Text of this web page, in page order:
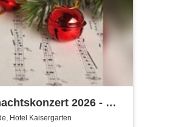
2026 - mit
MGV Liederkranz,
Hotel Kaisergarten